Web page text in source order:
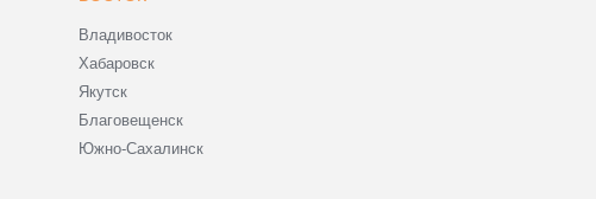
Владивосток
Хабаровск
Якутск
Благовещенск
Южно-Сахалинск